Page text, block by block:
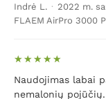
Indrė L. · 2022 m.
FLAEM AirPro 3000
Naudojimas labai
nemalonių